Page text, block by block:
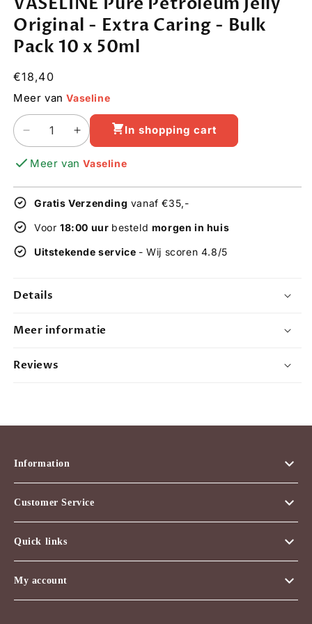
1
modal
Original - Extra Caring - Bulk
Pack 10 x 50ml
Regular
price
€18,40
Meer vanVaseline
Decrease
quantity
for
Petroleum
Jelly
-
-
Pack
50ml
Increase
quantity
for
Petroleum
Jelly
-
Pack
In shopping cart
Meer vanVaseline
Gratis Verzending vanaf €35,-
Voor 18:00 uur besteld morgen in huis
Uitstekende service - Wij scoren 4.8/5
Details
Meer informatie
Reviews
Information
Customer Service
Quick links
My account